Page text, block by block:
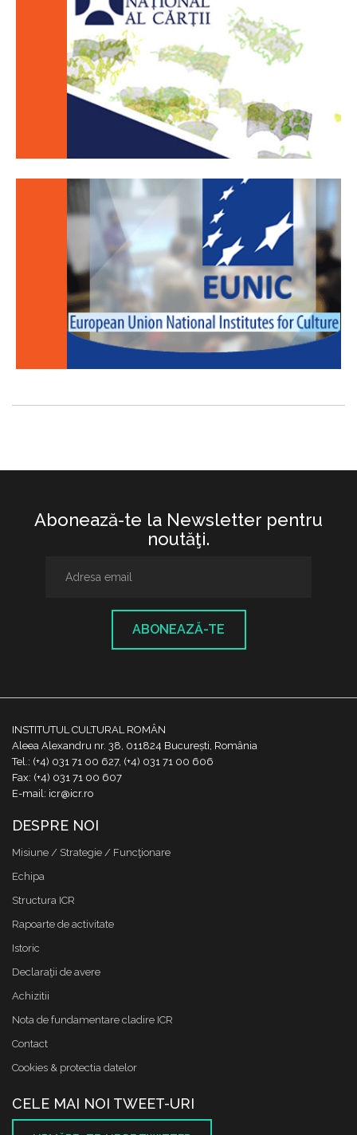
Abonează-te la Newsletter pentru
noutăţi.
ABONEAZĂ-TE
INSTITUTUL CULTURAL ROMÂN
Aleea Alexandru nr. 38, 011824 București, România
Tel.: (+4) 031 71 00 627, (+4) 031 71 00 606
Fax: (+4) 031 71 00 607
E-mail: icr@icr.ro
DESPRE NOI
Misiune / Strategie / Funcţionare
Echipa
Structura ICR
Rapoarte de activitate
Istoric
Declaraţii de avere
Achizitii
Nota de fundamentare cladire ICR
Contact
Cookies & protectia datelor
CELE MAI NOI TWEET-URI